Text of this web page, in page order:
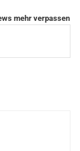
mehr verpassen